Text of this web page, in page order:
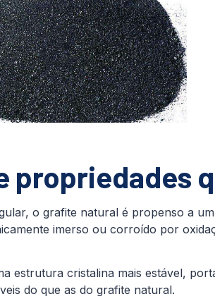
propriedades
o grafite natural é propenso a
imerso ou corroído por
estrutura cristalina mais estável,
do que as do grafite natural.